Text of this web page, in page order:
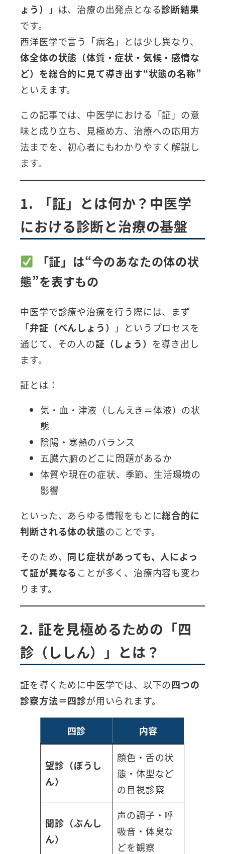
ょう）
」は、治療の出発点となる診断結果
です。
西洋医学で言う「病名」とは少し異なり、
体全体の状態（体質・症状・気候・感情な
ど）を総合的に見て導き出す“状態の名称”
といえます。
この記事では、中医学における「証」の意
味と成り立ち、見極め方、治療への応用方
法までを、初心者にもわかりやすく解説し
ます。
1. 「証」とは何か？中医学
における診断と治療の基盤
「証」は“今のあなたの体の状
態”を表すもの
中医学で診療や治療を行う際には、まず
「弁証（べんしょう）
」というプロセスを
通じて、その人の証（しょう） を導き出し
ます。
証とは：
気・血・津液（しんえき＝体液）の状
態
陰陽・寒熱のバランス
五臓六腑のどこに問題があるか
体質や現在の症状、季節、生活環境の
影響
といった、あらゆる情報をもとに総合的に
判断される体の状態のことです。
そのため、 同じ症状があっても、人によっ
て証が異なる ことが多く、治療内容も変わ
ります。
2. 証を見極めるための「四
診（ししん）」とは？
証を導くために中医学では、以下の四つの
診察方法＝四診が用いられます。
四診 内容
望診（ぼうし
ん）
顔色・舌の状
態・体型など
の目視診察
聞診（ぶんし
ん）
声の調子・呼
吸音・体臭な
どを観察